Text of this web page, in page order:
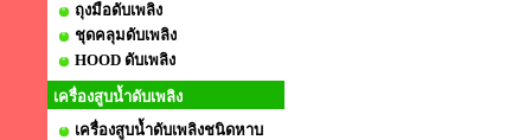
ถุงมือดับเพลิง
ชุดคลุมดับเพลิง
HOOD ดับเพลิง
เครื่องสูบน้ำดับเพลิง
เครื่องสูบน้ำดับเพลิงชนิดหาบ